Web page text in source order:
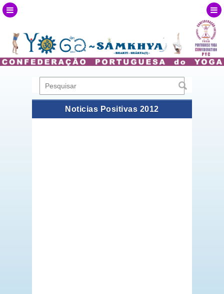
Noticias Positivas 2012